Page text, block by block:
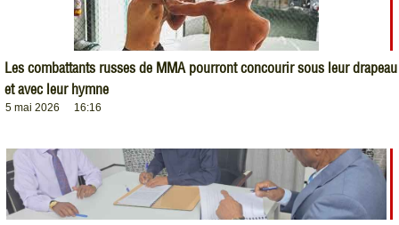
Les combattants russes de MMA pourront concourir sous leur drapeau
et avec leur hymne
5 mai 2026 16:16